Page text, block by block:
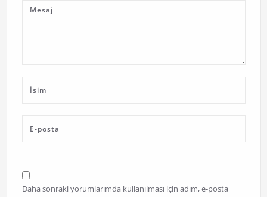
Daha sonraki yorumlarımda kullanılması için adım, e-posta